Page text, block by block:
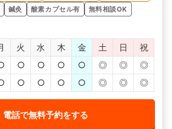
鍼灸 酸素カプセル有
無料相談OK
火 水 木 金 土 日
祝
○ ○ ○ ○ ◎ ◎
◎
○ ○ ○ ○ ◎ ◎ ◎
電話で無料予約をする